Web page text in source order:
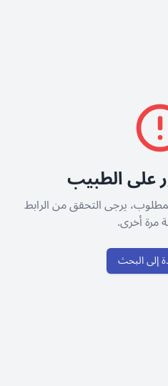
على الطبيب
يرجى التحقق من الرابط
مرة أخرى.
إلى البحث